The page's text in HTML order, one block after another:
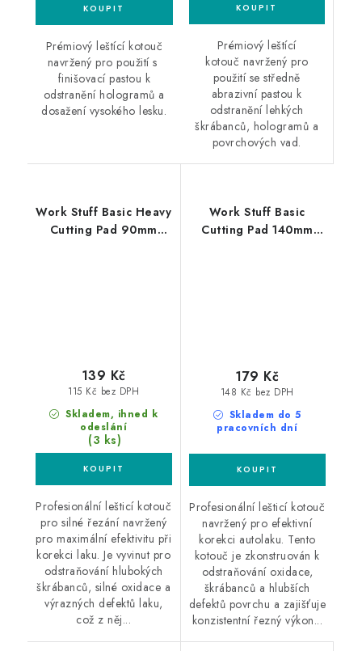
Prémiový leštící kotouč
navržený pro použití s ​​
finišovací pastou k
odstranění hologramů a
dosažení vysokého lesku.
Prémiový leštící
kotouč navržený pro
použití se středně
abrazivní pastou k
odstranění lehkých
škrábanců, hologramů a
povrchových vad.
Work Stuff Basic Heavy
Cutting Pad 90mm
Skladem, ihned k
odeslání
(3 ks)
115 Kč bez DPH
139 Kč
Profesionální lešticí kotouč
pro silné řezání navržený
pro maximální efektivitu při
korekci laku. Je vyvinut pro
odstraňování hlubokých
škrábanců, silné oxidace a
výrazných defektů laku,
což z něj...
Work Stuff Basic
Cutting Pad 140mm
Skladem do 5
pracovních dní
148 Kč bez DPH
179 Kč
Profesionální lešticí kotouč
navržený pro efektivní
korekci autolaku. Tento
kotouč je zkonstruován k
odstraňování oxidace,
škrábanců a hlubších
defektů povrchu a zajišťuje
konzistentní řezný výkon...